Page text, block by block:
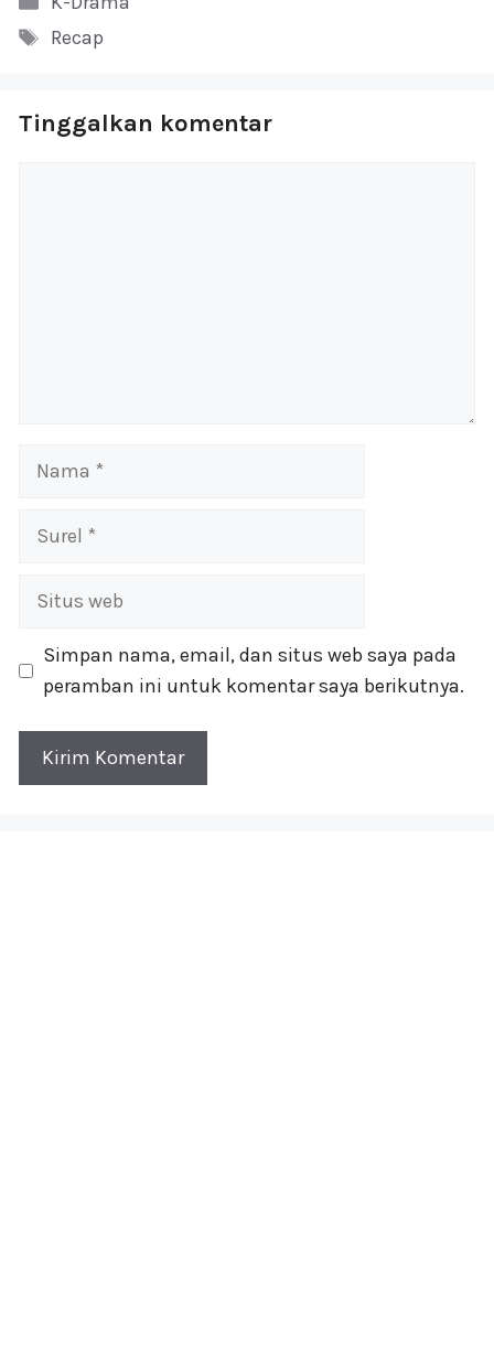
Tag
Recap
Tinggalkan komentar
Nama
Surel
Situs
Simpan nama, email, dan situs web saya pada
peramban ini untuk komentar saya berikutnya.